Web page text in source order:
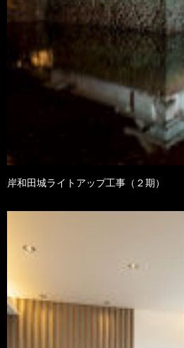
岸和田城ライトアップ工事（２期）